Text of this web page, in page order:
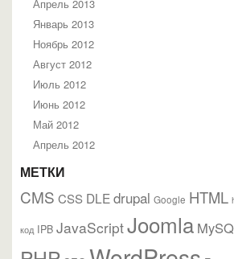
Апрель 2013
Январь 2013
Ноябрь 2012
Август 2012
Июль 2012
Июнь 2012
Май 2012
Апрель 2012
МЕТКИ
CMS CSS DLEdrupal Google HTML
код IPB JavaScriptJoomla